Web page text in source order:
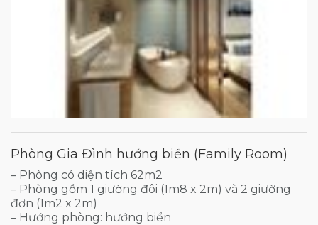
Phòng Gia Đình hướng biển (Family Room)
– Phòng có diện tích 62m2
– Phòng gồm 1 giường đôi (1m8 x 2m) và 2 giường
đơn (1m2 x 2m)
– Hướng phòng: hướng biển